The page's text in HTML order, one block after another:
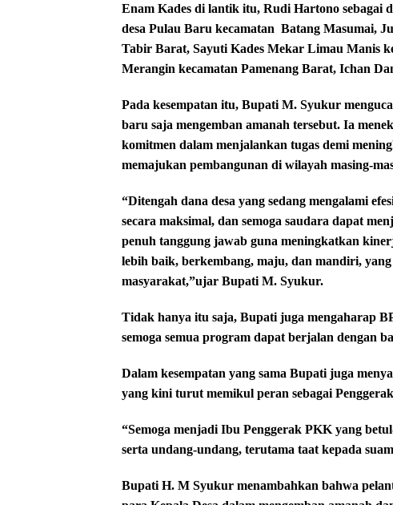
Enam Kades di lantik itu, Rudi Hartono sebagai
desa Pulau Baru kecamatan Batang Masumai,
Tabir Barat, Sayuti Kades Mekar Limau Manis
Merangin kecamatan Pamenang Barat, Ichan
Pada kesempatan itu, Bupati M. Syukur
baru saja mengemban amanah tersebut. Ia
komitmen dalam menjalankan tugas demi
memajukan pembangunan di wilayah masing-
“Ditengah dana desa yang sedang mengalami
secara maksimal, dan semoga saudara dapat
penuh tanggung jawab guna meningkatkan
lebih baik, berkembang, maju, dan mandiri,
masyarakat,”ujar Bupati M. Syukur.
Tidak hanya itu saja, Bupati juga mengaharap
semoga semua program dapat berjalan dengan
Dalam kesempatan yang sama Bupati juga
yang kini turut memikul peran sebagai
“Semoga menjadi Ibu Penggerak PKK yang
serta undang-undang, terutama taat kepada
Bupati H. M Syukur menambahkan bahwa